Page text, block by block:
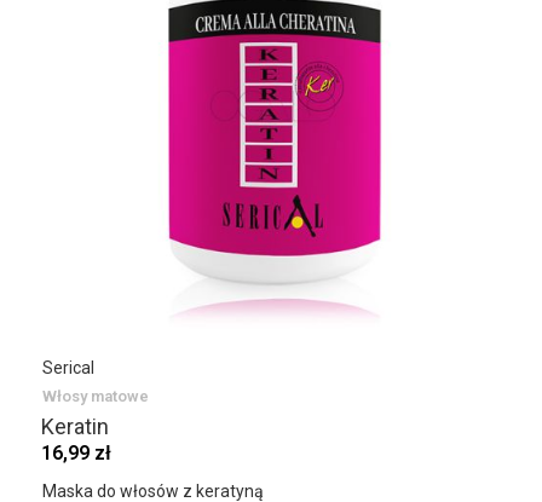
Serical
Włosy matowe
Keratin
16,99 zł
Maska do włosów z keratyną